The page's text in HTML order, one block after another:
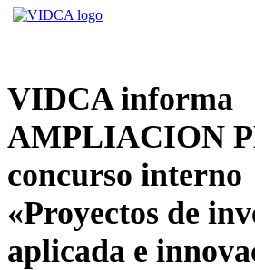
Saltar
VIDCA informa
AMPLIACION
concurso interno
«Proyectos de
aplicada e